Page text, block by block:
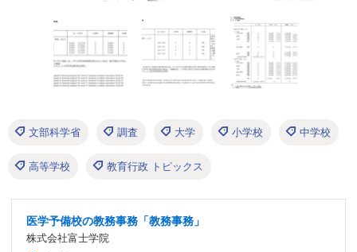
文部科学省 調査 大学 小学校 中学校
高等学校 教育行政 トピックス
医学予備校の教務事務「教務事務」
株式会社富士学院